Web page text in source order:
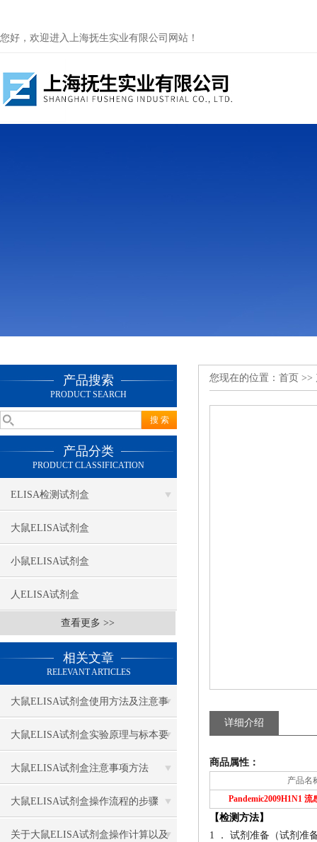
您好，欢迎进入上海抚生实业有限公司网站！
产品搜索
PRODUCT SEARCH
产品分类
PRODUCT CLASSIFICATION
ELISA检测试剂盒
大鼠ELISA试剂盒
小鼠ELISA试剂盒
人ELISA试剂盒
查看更多 >>
相关文章
RELEVANT ARTICLES
大鼠ELISA试剂盒使用方法及注意事
项
大鼠ELISA试剂盒实验原理与标本要
求
大鼠ELISA试剂盒注意事项方法
大鼠ELISA试剂盒操作流程的步骤
关于大鼠ELISA试剂盒操作计算以及
您现在的位置： 首页 >>
详细介绍
商品属性：
产品名
Pandemic2009H1N1
【检测方法】
1 ． 试剂准备（试剂准